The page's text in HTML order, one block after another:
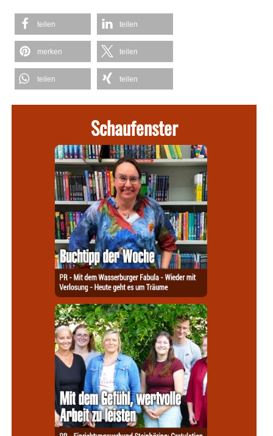
teilen teilen
merken teilen
teilen teilen
Schaufenster